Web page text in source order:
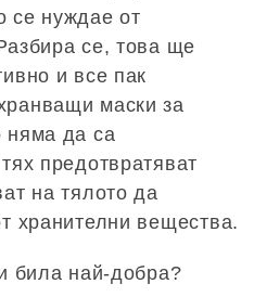
се нуждае от
се, това ще
и все пак
маски за
няма да са
предотвратяват
на тялото да
хранителни вещества.
била най-добра?